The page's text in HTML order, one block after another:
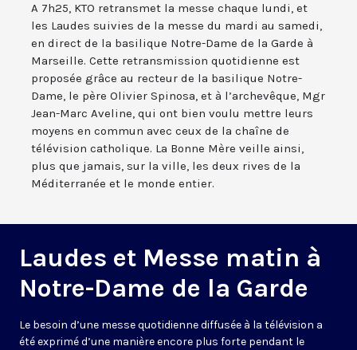
A 7h25, KTO retransmet la messe chaque lundi, et
les Laudes suivies de la messe du mardi au samedi,
en direct de la basilique Notre-Dame de la Garde à
Marseille. Cette retransmission quotidienne est
proposée grâce au recteur de la basilique Notre-
Dame, le père Olivier Spinosa, et à l’archevêque, Mgr
Jean-Marc Aveline, qui ont bien voulu mettre leurs
moyens en commun avec ceux de la chaîne de
télévision catholique. La Bonne Mère veille ainsi,
plus que jamais, sur la ville, les deux rives de la
Méditerranée et le monde entier.
Laudes et Messe matin à
Notre-Dame de la Garde
Le besoin d’une messe quotidienne diffusée à la télévision a
été exprimé d’une manière encore plus forte pendant le